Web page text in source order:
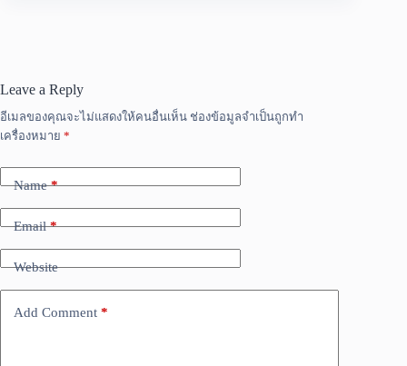
Leave a Reply
อีเมลของคุณจะไม่แสดงให้คนอื่นเห็น ช่องข้อมูลจำเป็นถูกทำ
เครื่องหมาย *
Name*
Email*
Website
Add Comment *